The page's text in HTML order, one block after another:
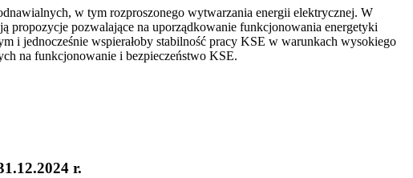
w tym rozproszonego wytwarzania energii elektrycznej. W
pozwalające na uporządkowanie funkcjonowania energetyki
i jednocześnie wspierałoby stabilność pracy KSE w warunkach wysokiego
na funkcjonowanie i bezpieczeństwo KSE.
r.